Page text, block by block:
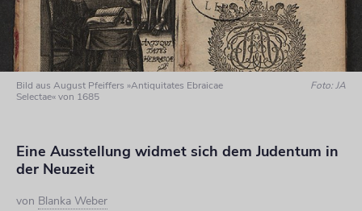
Bild aus August Pfeiffers »Antiquitates Ebraicae
Selectae« von 1685
Foto: JA
Eine Ausstellung widmet sich dem Judentum in
der Neuzeit
von Blanka Weber